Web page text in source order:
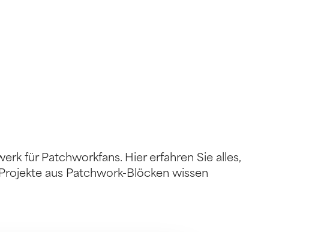
für Patchworkfans. Hier erfahren Sie alles,
aus Patchwork-Blöcken wissen